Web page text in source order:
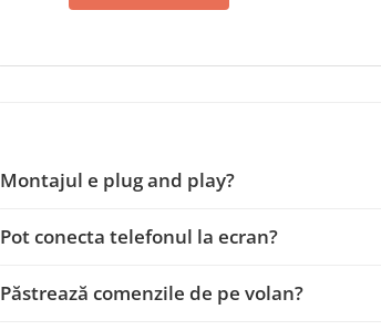
Montajul e plug and play?
Pot conecta telefonul la ecran?
Păstrează comenzile de pe volan?